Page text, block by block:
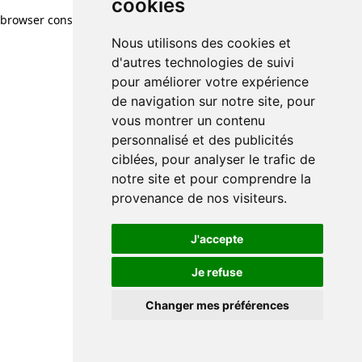
cookies
Nous utilisons des cookies et
d'autres technologies de suivi
pour améliorer votre expérience
de navigation sur notre site, pour
vous montrer un contenu
personnalisé et des publicités
ciblées, pour analyser le trafic de
notre site et pour comprendre la
provenance de nos visiteurs.
J'accepte
Je refuse
Changer mes préférences
browser console for more information)